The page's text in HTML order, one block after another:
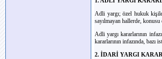
Adli yargı; özel hukuk
sayılmayan hallerde,
Adli yargı kararlarının
kararlarının infazında, bazı
2. İDARİ YARGI